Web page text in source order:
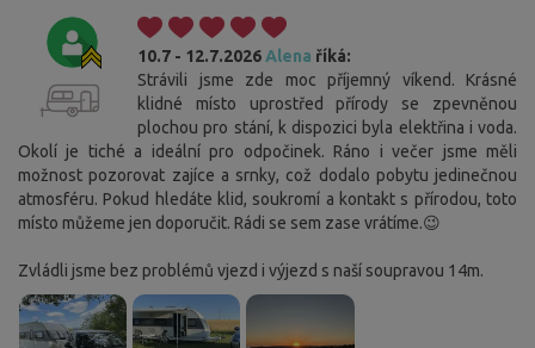
10.7 - 12.7.2026 Alena říká:
Strávili jsme zde moc příjemný víkend. Krásné
klidné místo uprostřed přírody se zpevněnou
plochou pro stání, k dispozici byla elektřina i voda.
Okolí je tiché a ideální pro odpočinek. Ráno i večer jsme měli
možnost pozorovat zajíce a srnky, což dodalo pobytu jedinečnou
atmosféru. Pokud hledáte klid, soukromí a kontakt s přírodou, toto
místo můžeme jen doporučit. Rádi se sem zase vrátíme.😉
Zvládli jsme bez problémů vjezd i výjezd s naší soupravou 14m.